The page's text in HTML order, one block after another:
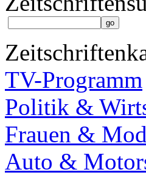
TV-Programm
Politik &
Frauen &
Auto &